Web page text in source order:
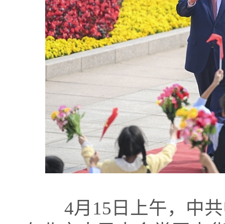
4月15日上午，中共